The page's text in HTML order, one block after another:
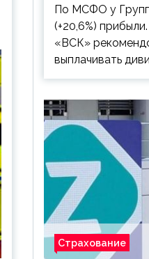
По МСФО у
(+20,6%)
«ВСК»
выплачивать
Страхование